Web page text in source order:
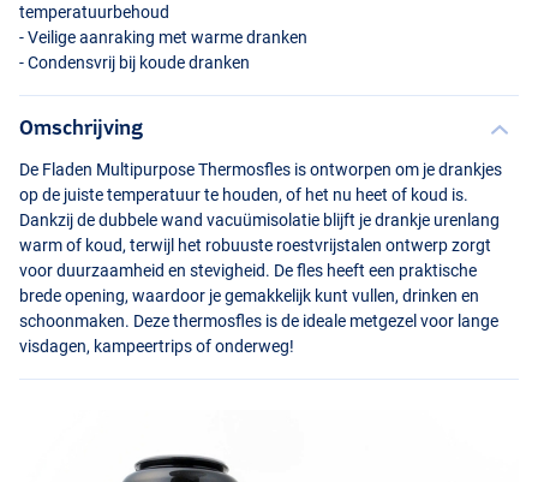
temperatuurbehoud
- Veilige aanraking met warme dranken
- Condensvrij bij koude dranken
Omschrijving
De Fladen Multipurpose Thermosfles is ontworpen om je drankjes
op de juiste temperatuur te houden, of het nu heet of koud is.
Dankzij de dubbele wand vacuümisolatie blijft je drankje urenlang
warm of koud, terwijl het robuuste roestvrijstalen ontwerp zorgt
voor duurzaamheid en stevigheid. De fles heeft een praktische
brede opening, waardoor je gemakkelijk kunt vullen, drinken en
schoonmaken. Deze thermosfles is de ideale metgezel voor lange
visdagen, kampeertrips of onderweg!